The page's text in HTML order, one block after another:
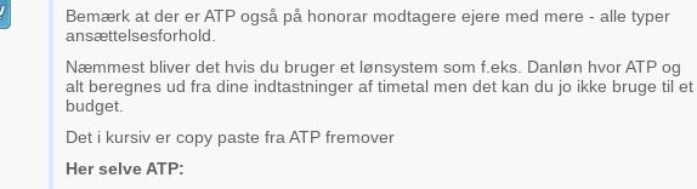
Bemærk at der er ATP også på honorar modtagere ejere med mere - alle typer
ansættelsesforhold.
Næmmest bliver det hvis du bruger et lønsystem som f.eks. Danløn hvor ATP og
alt beregnes ud fra dine indtastninger af timetal men det kan du jo ikke bruge til et
budget.
Det i kursiv er copy paste fra ATP fremover
Her selve ATP: